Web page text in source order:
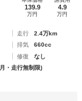
ー×２139.9
万円
4.9
万円
走行
2.4万km
排気
660cc
修復
なし
・走行無制限)